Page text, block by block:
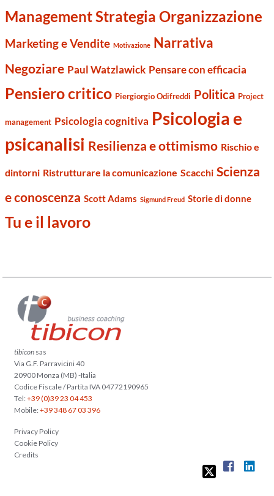
Management Strategia Organizzazione
Marketing e Vendite Motivazione Narrativa
Negoziare Paul Watzlawick Pensare con efficacia
Pensiero critico Piergiorgio Odifreddi Politica Project
management Psicologia cognitiva Psicologia e
psicanalisi Resilienza e ottimismo Rischio e
dintorni Ristrutturare la comunicazione Scacchi Scienza
e conoscenza Scott Adams Sigmund Freud Storie di donne
Tu e il lavoro
tibicon sas
Via G.F. Parravicini 40
20900 Monza (MB) -Italia
Codice Fiscale / Partita IVA 04772190965
Tel:+39 (0)39 23 04 453
Mobile:+39 348 67 03 396
Privacy Policy
Cookie Policy
Credits